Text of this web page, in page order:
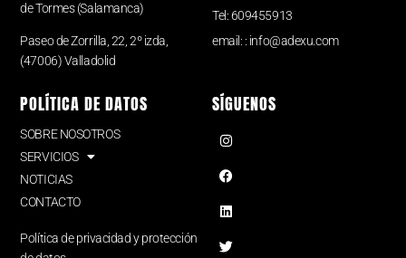
de Tormes (Salamanca)
Paseo de Zorrilla, 22, 2º izda,
(47006) Valladolid
Tel: 609455913
email: : info@adexu.com
POLÍTICA DE DATOS
SOBRE NOSOTROS
SERVICIOS
NOTICIAS
CONTACTO
Política de privacidad y protección
SÍGUENOS